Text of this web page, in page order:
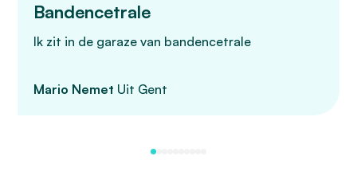
Bandencetrale
Ik zit in de garaze van bandencetrale
Mario Nemet Uit Gent